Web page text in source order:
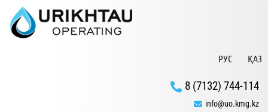
РУС ҚАЗ
8 (7132) 744-114
info@uo.kmg.kz